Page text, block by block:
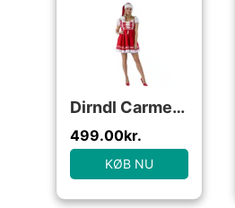
Dirndl Carmen Rød
499.00kr.
KØB NU